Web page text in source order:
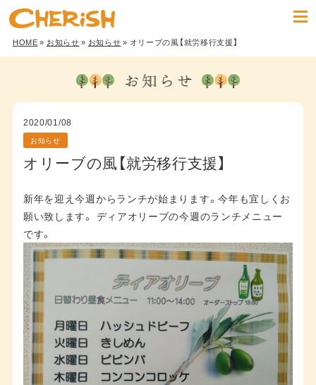
HOME» お知らせ» お知らせ» オリーブの風【就労移行支援】
2020/01/08
お知らせ
オリーブの風【就労移行支援】
新年を迎え今週からランチが始まります。今年も宜しくお
願い致します。 ディアオリーブの今週のランチメニュー
です。